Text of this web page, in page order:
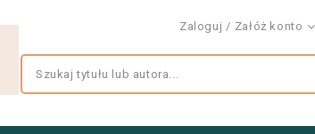
Zaloguj Załóż konto